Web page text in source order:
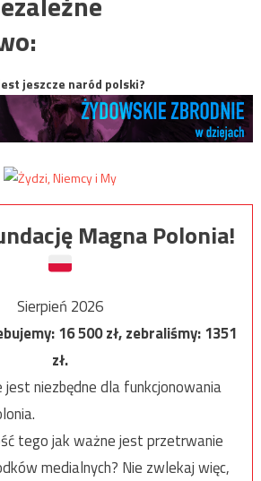
jeszcze naród polski?
Magna Polonia!
Sierpień 2026
16 500zł, zebraliśmy:1351
zł.
niezbędne dla funkcjonowania
tego jak ważne jest przetrwanie
medialnych? Nie zwlekaj więc,